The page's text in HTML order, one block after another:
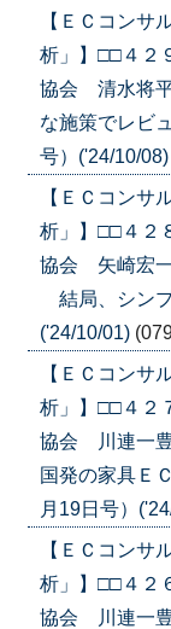
【ＥＣコンサ
析」】□□４２
協会 清水将
な施策でレビ
号）('24/10/08)
【ＥＣコンサ
析」】□□４２
協会 矢崎宏
結局、シンプ
('24/10/01)
【ＥＣコンサ
析」】□□４２
協会 川連一
国発の家具Ｅ
月19日号）
【ＥＣコンサ
析」】□□４２
協会 川連一